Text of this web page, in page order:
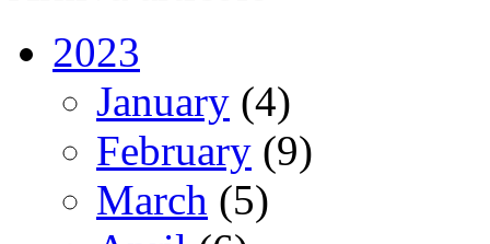
2023
January (4)
February (9)
March (5)